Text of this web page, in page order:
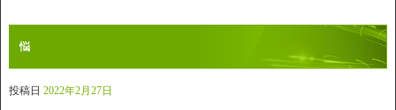
悩
投稿日 2022年2月27日